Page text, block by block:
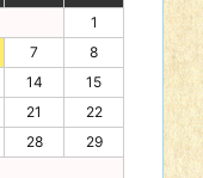
1
7
8
14
15
21
22
28
29